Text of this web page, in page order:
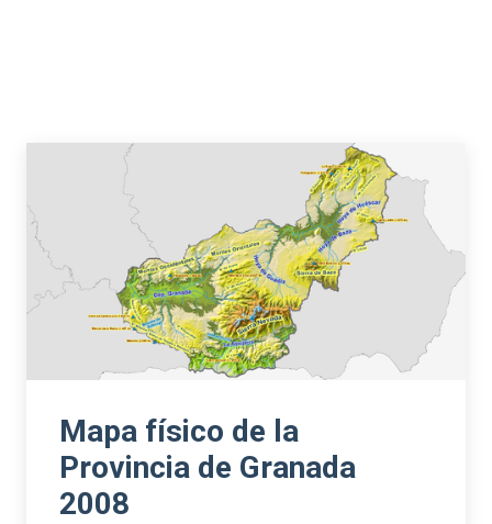
Mapa físico de la
Provincia de Granada
2008